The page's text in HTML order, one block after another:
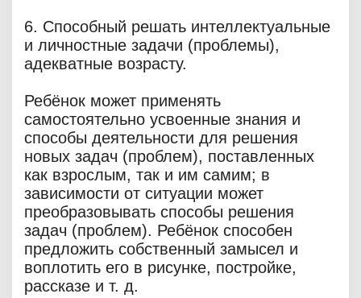
6. Способный решать интеллектуальные
и личностные задачи (проблемы),
адекватные возрасту.
Ребёнок может применять
самостоятельно усвоенные знания и
способы деятельности для решения
новых задач (проблем), поставленных
как взрослым, так и им самим; в
зависимости от ситуации может
преобразовывать способы решения
задач (проблем). Ребёнок способен
предложить собственный замысел и
воплотить его в рисунке, постройке,
рассказе и т. д.